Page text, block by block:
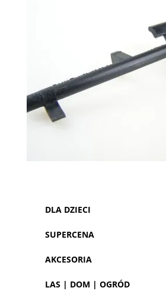
DLA DZIECI
SUPERCENA
AKCESORIA
LAS | DOM | OGRÓD